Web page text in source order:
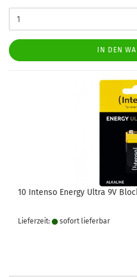
IN DEN
10 Intenso Energy Ultra 9V
Lieferzeit: sofort lie­fer­bar